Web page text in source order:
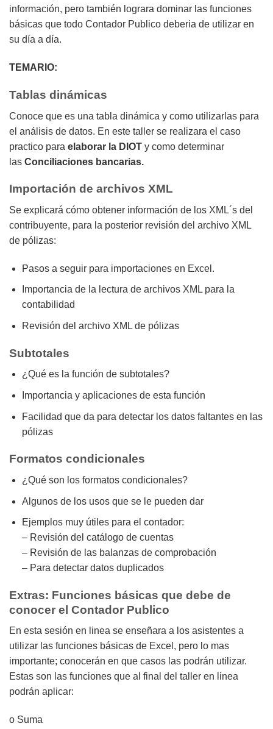
información, pero también lograra dominar las funciones
básicas que todo Contador Publico deberia de utilizar en
su día a día.
TEMARIO:
Tablas dinámicas
Conoce que es una tabla dinámica y como utilizarlas para
el análisis de datos. En este taller se realizara el caso
practico para elaborar la DIOT y como determinar
las Conciliaciones bancarias.
Importación de archivos XML
Se explicará cómo obtener información de los XML´s del
contribuyente, para la posterior revisión del archivo XML
de pólizas:
Pasos a seguir para importaciones en Excel.
Importancia de la lectura de archivos XML para la
contabilidad
Revisión del archivo XML de pólizas
Subtotales
¿Qué es la función de subtotales?
Importancia y aplicaciones de esta función
Facilidad que da para detectar los datos faltantes en las
pólizas
Formatos condicionales
¿Qué son los formatos condicionales?
Algunos de los usos que se le pueden dar
Ejemplos muy útiles para el contador:
– Revisión del catálogo de cuentas
– Revisión de las balanzas de comprobación
– Para detectar datos duplicados
Extras: Funciones básicas que debe de
conocer el Contador Publico
En esta sesión en linea se enseñara a los asistentes a
utilizar las funciones básicas de Excel, pero lo mas
importante; conocerán en que casos las podrán utilizar.
Estas son las funciones que al final del taller en linea
podrán aplicar:
o Suma